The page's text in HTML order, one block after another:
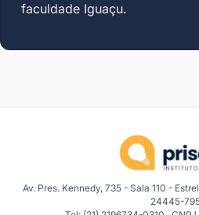
faculdade Iguaçu.
Av. Pres. Kennedy, 735 - Sala 110 -
24445-